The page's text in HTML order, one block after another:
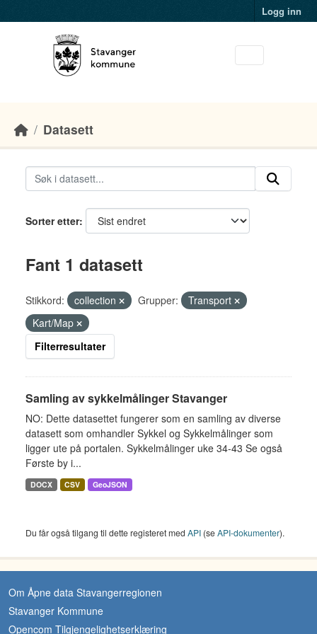
Logg inn
Datasett
Sorter etter
Fant 1 datasett
Stikkord: collection Grupper:
Transport
Kart/Map
Filterresultater
Samling av sykkelmålinger Stavanger
NO: Dette datasettet fungerer som en samling av diverse
datasett som omhandler Sykkel og Sykkelmålinger som
ligger ute på portalen. Sykkelmålinger uke 34-43 Se også
Første by i...
DOCX CSV GeoJSON
Du får også tilgang til dette registeret med API (seAPI-dokumenter).
Om Åpne data Stavangerregionen
Stavanger Kommune
Opencom Tilgjengelighetserklæring